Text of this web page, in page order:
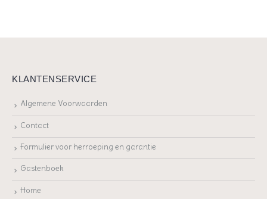
KLANTENSERVICE
Algemene Voorwaarden
Contact
Formulier voor herroeping en garantie
Gastenboek
Home